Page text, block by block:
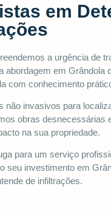
em
a urgência de
abordagem em Grândola
com conhecimento
não invasivos para
obras desnecessárias
na sua propriedade.
para um serviço
seu investimento em
de infiltrações.